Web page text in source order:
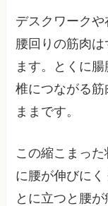
デスクワークや
腰回りの筋肉
ます。とくに
椎につながる
ままです。
この縮こまっ
に腰が伸びに
とに立つと腰